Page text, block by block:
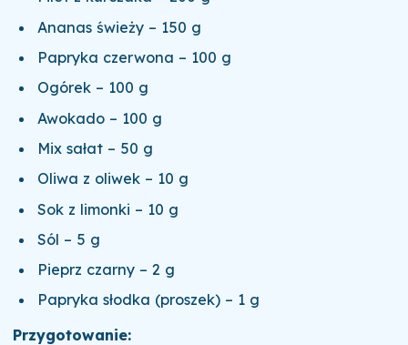
Ananas świeży – 150 g
Papryka czerwona – 100 g
Ogórek – 100 g
Awokado – 100 g
Mix sałat – 50 g
Oliwa z oliwek – 10 g
Sok z limonki – 10 g
Sól – 5 g
Pieprz czarny – 2 g
Papryka słodka (proszek) – 1 g
Przygotowanie: